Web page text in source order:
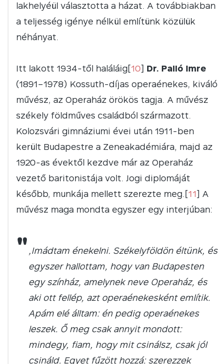
lakhelyéül választotta a házat. A továbbiakban
a teljesség igénye nélkül említünk közülük
néhányat.
Itt lakott 1934-től haláláig[10] Dr. Palló Imre
(1891–1978) Kossuth-díjas operaénekes, kiváló
művész, az Operaház örökös tagja. A művész
székely földműves családból származott.
Kolozsvári gimnáziumi évei után 1911-ben
került Budapestre a Zeneakadémiára, majd az
1920-as évektől kezdve már az Operaház
vezető baritonistája volt. Jogi diplomáját
később, munkája mellett szerezte meg.[11] A
művész maga mondta egyszer egy interjúban:
" „Imádtam énekelni. Székelyföldön éltünk, és
egyszer hallottam, hogy van Budapesten
egy színház, amelynek neve Operaház, és
aki ott fellép, azt operaénekesként említik.
Apám elé álltam: én pedig operaénekes
leszek. Ő meg csak annyit mondott:
mindegy, fiam, hogy mit csinálsz, csak jól
csináld. Egyet fűzött hozzá: szerezzek